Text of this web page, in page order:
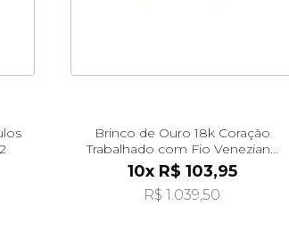
Brinco de Ouro 18k Coração
Trabalhado com Fio Veneziana
de 3cm br29510
10x R$ 103,95
R$ 1.039,50